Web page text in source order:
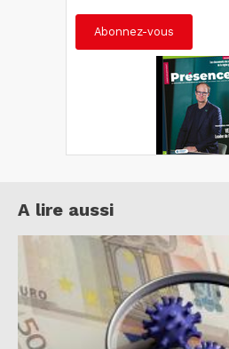
Abonnez-vous
A lire aussi